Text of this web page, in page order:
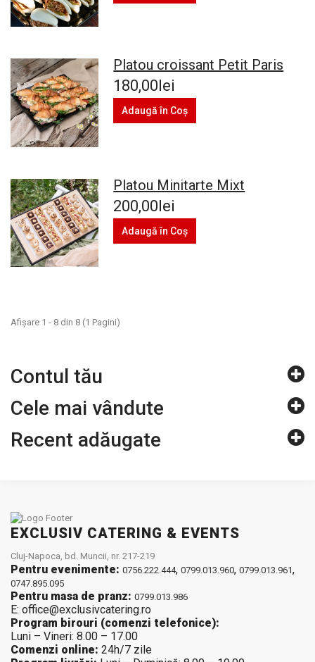
Platou croissant Petit Paris
180,00lei
Adaugă în Coş
Platou Minitarte Mixt
200,00lei
Adaugă în Coş
Afişare 1 - 8 din 8 (1 Pagini)
Contul tău
Cele mai vândute
Recent adăugate
EXCLUSIV CATERING & EVENTS
Cluj-Napoca, bd. Muncii, nr. 217-219
Pentru evenimente: 0756.222.444, 0799.013.960, 0799.013.961,
0747.895.095
Pentru masa de pranz: 0799.013.986
E: office@exclusivcatering.ro
Program birouri (comenzi telefonice):
Luni – Vineri: 8.00 – 17.00
Comenzi online: 24h/7 zile